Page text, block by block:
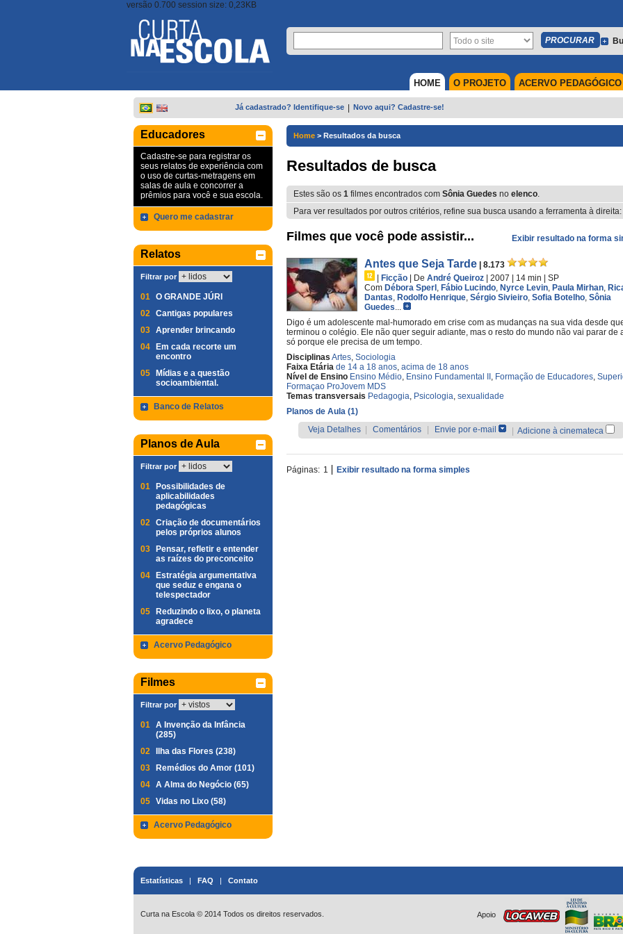
versão 0.700 session size: 0,23KB
ACERVO PEDAGÓGICO
O PROJETO
HOME
Já cadastrado? Identifique-se Novo aqui? Cadastre-se!
Educadores
Cadastre-se para registrar os
seus relatos de experiência com
o uso de curtas-metragens em
salas de aula e concorrer a
prêmios para você e sua escola.
Quero me cadastrar
Relatos
Filtrar por
01 O GRANDE JÚRI
02 Cantigas populares
03 Aprender brincando
04
Em cada recorte um
encontro
05
Mídias e a questão
socioambiental.
Banco de Relatos
Planos de Aula
Filtrar por
01
Possibilidades de
aplicabilidades
pedagógicas
02 Criação de documentários
pelos próprios alunos
03
Pensar, refletir e entender
as raízes do preconceito
04
Estratégia argumentativa
que seduz e engana o
telespectador
05
Reduzindo o lixo, o planeta
agradece
Acervo Pedagógico
Filmes
Filtrar por
01 A Invenção da Infância
(285)
02
Ilha das Flores (238)
03
Remédios do Amor (101)
04 A Alma do Negócio (65)
05 Vidas no Lixo (58)
Acervo Pedagógico
Home > Resultados da busca
Resultados de busca
Estes são os 1 filmes encontrados com Sônia Guedes no elenco.
Para ver resultados por outros critérios, refine sua busca usando a ferramenta à direita:
Exibir resultado na forma
Filmes que você pode assistir...
Antes que Seja Tarde
| 8.173
Ficção De André Queiroz | 2007 | 14 min
SP
Com Débora Sperl , Fábio Lucindo, Nyrce Levin, Paula Mirhan,
Dantas, Rodolfo Henrique, Sérgio Sivieiro, Sofia Botelho, Sônia
Guedes...
Digo é um adolescente mal-humorado em crise com as mudanças na sua vida desde
terminou o colégio. Ele não quer seguir adiante, mas o resto do mundo não vai parar de
só porque ele precisa de um tempo.
Disciplinas Artes, Sociologia
Faixa Etária de 14 a 18 anos, acima de 18 anos
Nível de Ensino Ensino Médio, Ensino Fundamental II , Formação de Educadores,
Formaçao ProJovem MDS
Temas transversais Pedagogia, Psicologia, sexualidade
Planos de Aula (1)
Veja Detalhes
Comentários Envie por e-mail Adicione à cinemateca
Páginas: 1 Exibir resultado na forma simples
Estatísticas | FAQ | Contato
Curta na Escola © 2014 Todos os direitos reservados. Apoio